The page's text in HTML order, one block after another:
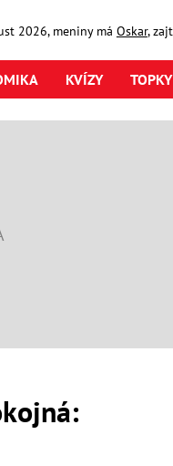
2026, meniny má Oskar,
KVÍZY